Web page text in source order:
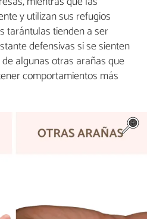
y utilizan sus refugios
tarántulas tienden a ser
defensivas si se sienten
algunas otras arañas que
comportamientos más